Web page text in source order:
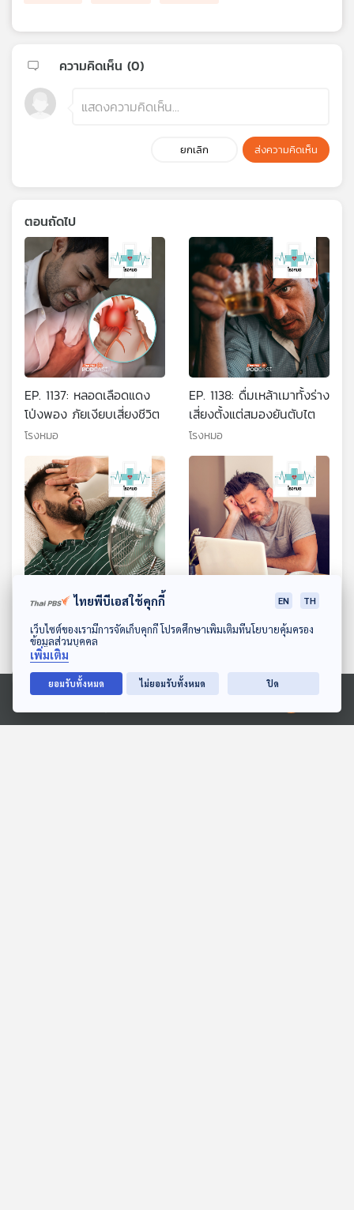
ดาวน์โหลด Thai PBS Podcast Application
Ⓒ 2020 องค์การกระจายเสียงและแพร่ภาพสาธารณะแห่งประเทศไทย
ความคิดเห็น (0)
ยกเลิก ส่งความคิดเห็น
ตอนถัดไป
EP. 1137: หลอดเลือดแดง
โป่งพอง ภัยเงียบเสี่ยงชีวิต
โรงหมอ
EP. 1138: ดื่มเหล้าเมาทั้งร่าง
เสี่ยงตั้งแต่สมองยันตับไต
โรงหมอ
EP. 1139: นอนตากพัดลม
ระวังให้ดี อาจเสี่ยงป่วยได้
หลายโรค
โรงหมอ
EP. 1140: อาการหมดใจ
หมดไฟ ไม่อยากทำงาน หลัง
ไทยพีบีเอสใช้คุกกี้ EN TH
เว็บไซต์ของเรามีการจัดเก็บคุกกี้ โปรดศึกษาเพิ่มเติมที่นโยบายคุ้มครอง
ข้อมูลส่วนบุคคล
เพิ่มเติม
ยอมรับทั้งหมด ไม่ยอมรับทั้งหมด ปิด